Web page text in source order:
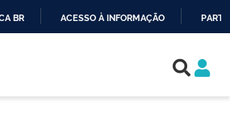
BR ACESSO À INFORMAÇÃO